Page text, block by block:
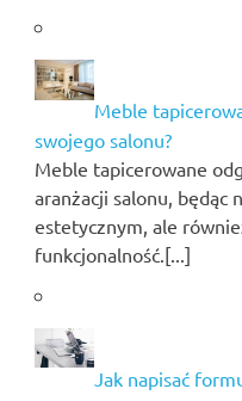
Meble
swojego salonu?
Meble tapicerowane
aranżacji salonu,
estetycznym, ale
funkcjonalność.[...]
Jak napisać